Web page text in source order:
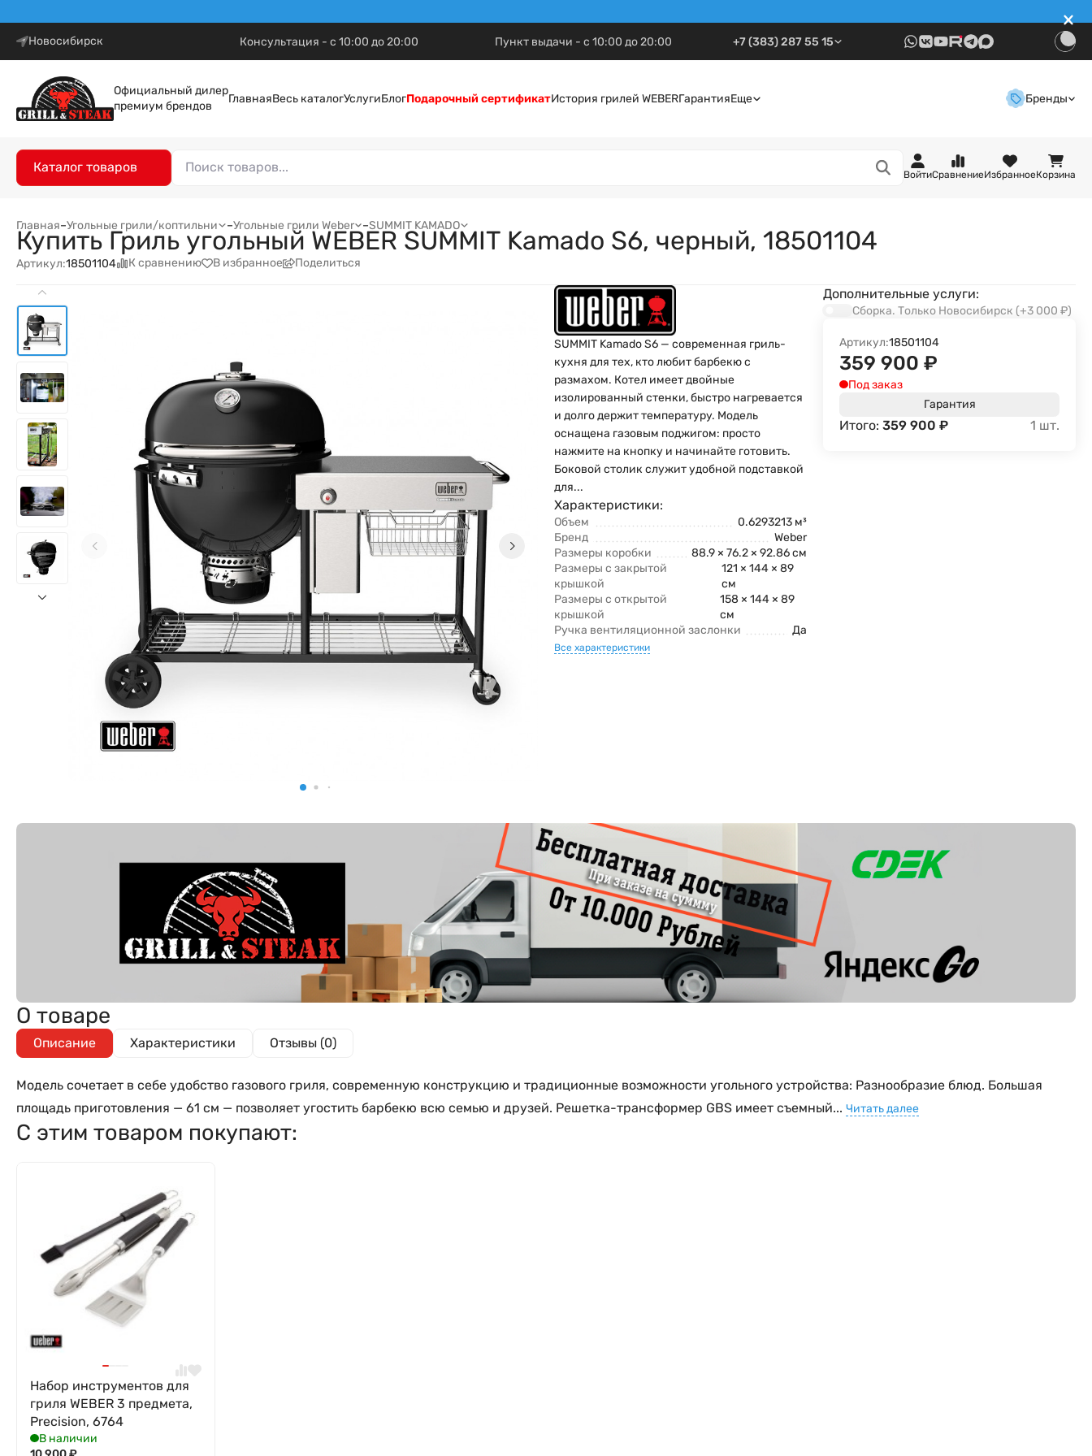
Новосибирск Консультация - с 10:00 до 20:00 Пункт выдачи - с 10:00 до 20:00 +7 (383) 287 55 15
Официальный дилер
премиум брендов
ГлавнаяВесь каталогУслугиБлогПодарочный сертификатИстория грилей WEBERГарантияЕще Бренды
Каталог товаров
ВойтиСравнениеИзбранноеКорзина
Главная–Угольные грили/коптильни –Угольные грили Weber –SUMMIT KAMADO
Купить Гриль угольный WEBER SUMMIT Kamado S6, черный, 18501104
Артикул:18501104 К сравнению В избранное Поделиться
SUMMIT Kamado S6 — современная гриль-
кухня для тех, кто любит барбекю с
размахом. Котел имеет двойные
изолированный стенки, быстро нагревается
и долго держит температуру. Модель
оснащена газовым поджигом: просто
нажмите на кнопку и начинайте готовить.
Боковой столик служит удобной подставкой
для...
Характеристики:
Объем
0.6293213 м³
Бренд
Weber
Размеры коробки
88.9 × 76.2 × 92.86 см
Размеры с закрытой
крышкой
121 × 144 × 89
см
Размеры с открытой
крышкой
158 × 144 × 89
см
Ручка вентиляционной заслонки
Да
Все характеристики
Дополнительные услуги:
Сборка. Только Новосибирск (+3 000 ₽)
Артикул:18501104
359 900 ₽
Под заказ
Гарантия
Итого: 359 900 ₽ 1 шт.
О товаре
Описание Характеристики Отзывы (0)
Модель сочетает в себе удобство газового гриля, современную конструкцию и традиционные возможности угольного устройства: Разнообразие блюд. Большая
площадь приготовления — 61 см — позволяет угостить барбекю всю семью и друзей. Решетка-трансформер GBS имеет съемный... Читать далее
С этим товаром покупают:
Набор инструментов для
гриля WEBER 3 предмета,
Precision, 6764
В наличии